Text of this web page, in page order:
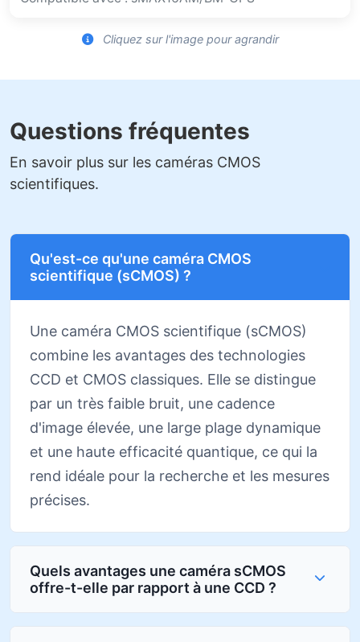
Cliquez sur l'image pour agrandir
Questions fréquentes
En savoir plus sur les caméras CMOS
scientifiques.
Qu'est-ce qu'une caméra CMOS
scientifique (sCMOS) ?
Une caméra CMOS scientifique (sCMOS)
combine les avantages des technologies
CCD et CMOS classiques. Elle se distingue
par un très faible bruit, une cadence
d'image élevée, une large plage dynamique
et une haute efficacité quantique, ce qui la
rend idéale pour la recherche et les mesures
précises.
Quels avantages une caméra sCMOS
offre-t-elle par rapport à une CCD ?